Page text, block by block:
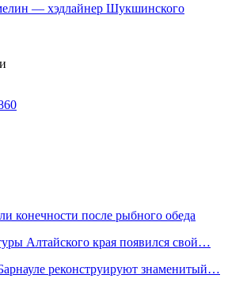
— хэдлайнер Шукшинского
конечности после рыбного обеда
Алтайского края появился свой…
реконструируют знаменитый…